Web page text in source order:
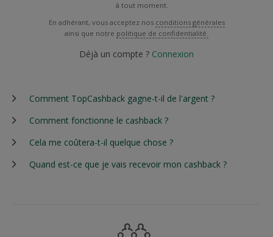
à tout moment.
En adhérant, vous acceptez nos conditions générales
ainsi que notre politique de confidentialité.
Déjà un compte ? Connexion
Comment TopCashback gagne-t-il de l'argent ?
Comment fonctionne le cashback ?
Cela me coûtera-t-il quelque chose ?
Quand est-ce que je vais recevoir mon cashback ?